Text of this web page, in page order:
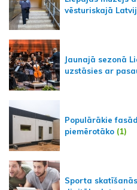
vēsturiskajā
Jaunajā sezonā
uzstāsies ar
Populārākie
piemērotāko (1)
Sporta